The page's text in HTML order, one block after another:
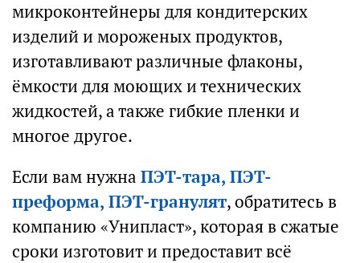
микроконтейнеры для кондитерских
изделий и мороженых продуктов,
изготавливают различные флаконы,
ёмкости для моющих и технических
жидкостей, а также гибкие пленки и
многое другое.
Если вам нужна ПЭТ-тара, ПЭТ-
преформа, ПЭТ-гранулят, обратитесь в
компанию «Унипласт», которая в сжатые
сроки изготовит и предоставит всё